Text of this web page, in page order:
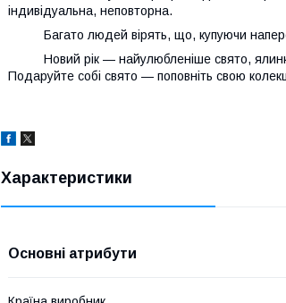
індивідуальна, неповторна.
Багато людей вірять, що, купуючи
Новий рік — найулюбленіше свято,
Подаруйте собі свято — поповніть свою
Характеристики
Основні атрибути